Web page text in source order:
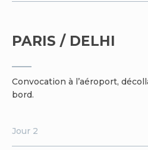
PARIS / DELHI
Convocation à l’aéroport,
bord.
Jour 2